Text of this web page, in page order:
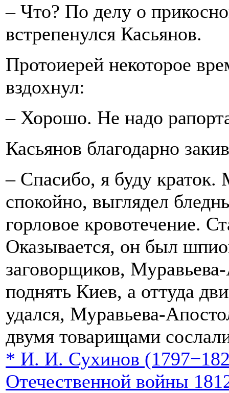
– Что? По делу о
встрепенулся Касьянов.
Протоиерей некоторое
вздохнул:
– Хорошо. Не надо
Касьянов благодарно
– Спасибо, я буду краток.
спокойно, выглядел
горловое кровотечение.
Оказывается, он был
заговорщиков,
поднять Киев, а оттуда
удался, Муравьева-
двумя товарищами
* И. И. Сухинов
Отечественной войны